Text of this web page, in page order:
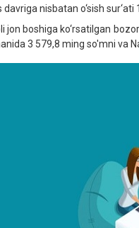
davriga nisbatan o‘sish sur‘ati
jon boshiga ko‘rsatilgan
3 579,8 ming so'mni va